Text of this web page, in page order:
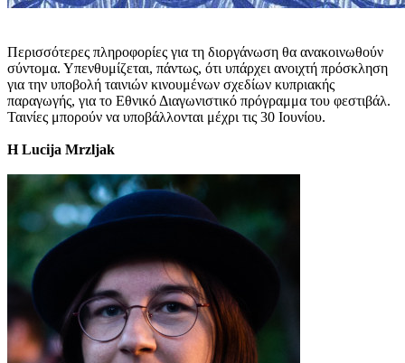
Περισσότερες πληροφορίες για τη διοργάνωση θα ανακοινωθούν
σύντομα. Υπενθυμίζεται, πάντως, ότι υπάρχει ανοιχτή πρόσκληση
για την υποβολή ταινιών κινουμένων σχεδίων κυπριακής
παραγωγής, για το Εθνικό Διαγωνιστικό πρόγραμμα του φεστιβάλ.
Ταινίες μπορούν να υποβάλλονται μέχρι τις 30 Ιουνίου.
Η Lucija Mrzljak